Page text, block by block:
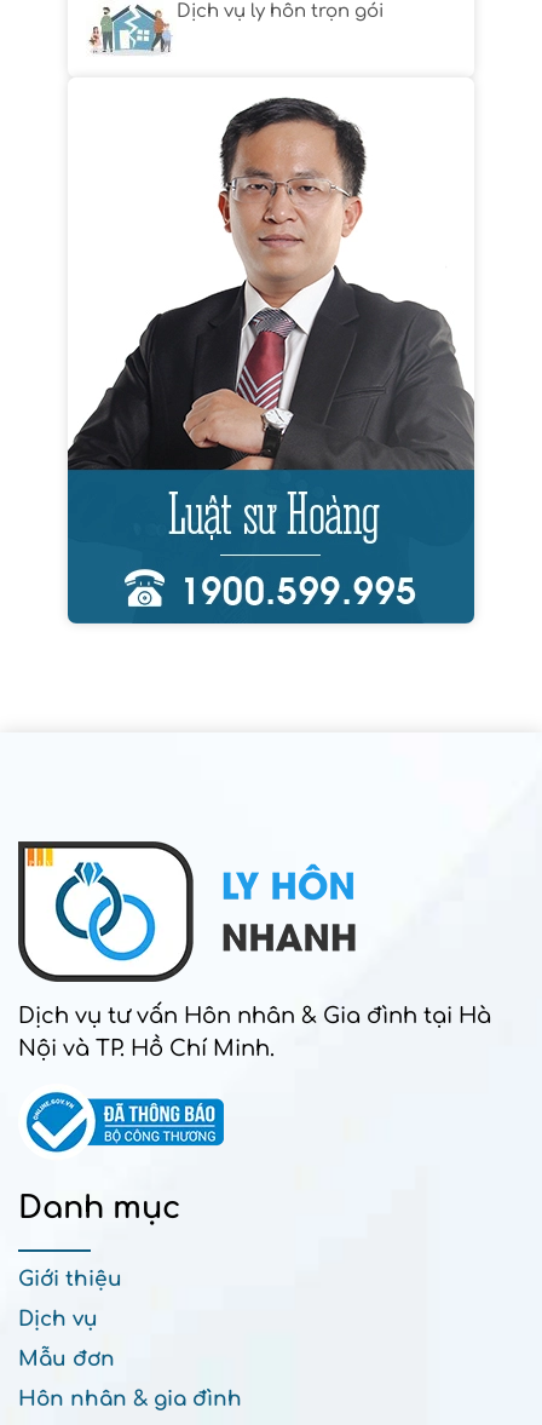
Dịch vụ ly hôn trọn gói
Dịch vụ tư vấn Hôn nhân & Gia đình tại Hà
Nội và TP. Hồ Chí Minh.
Danh mục
Giới thiệu
Dịch vụ
Mẫu đơn
Hôn nhân & gia đình